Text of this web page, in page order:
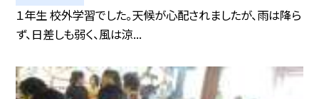
１年生 校外学習でした。天候が心配されましたが、雨は降ら
ず、日差しも弱く、風は涼...